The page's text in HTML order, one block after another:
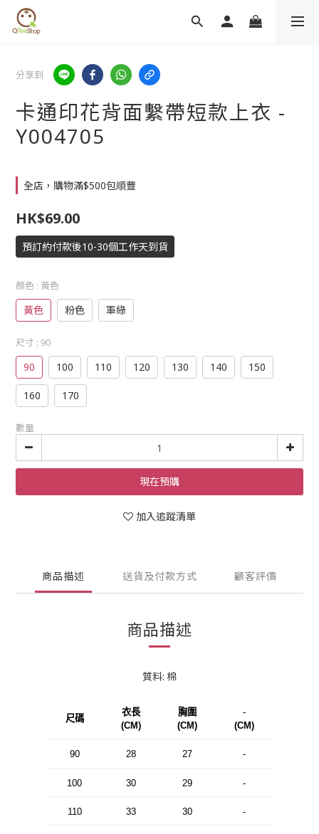
分享到
卡通印花背面繫帶短款上衣 -
Y004705
全店，購物滿$500包順豐
HK$69.00
預訂約付款後10-30個工作天到貨
顏色 : 黃色
黃色 粉色 軍綠
尺寸 : 90
90 100 110 120 130 140 150
160 170
數量
現在預購
加入追蹤清單
商品描述 送貨及付款方式 顧客評價
商品描述
質料: 棉
尺碼
衣長
(CM)
胸圍
(CM)
-
(CM)
90 28 27 -
100 30 29 -
110 33 30 -